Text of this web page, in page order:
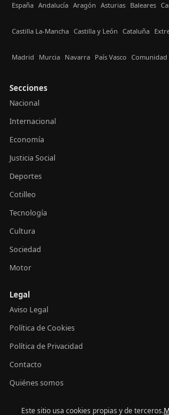
España Andalucía Aragón Asturias Baleares
Castilla La-Mancha Castilla y León Cataluña
Madrid Murcia Navarra País Vasco Comunidad
Secciones
Nacional
Internacional
Economía
Justicia Social
Deportes
Cotilleo
Tecnología
Cultura
Sociedad
Motor
Legal
Aviso Legal
Política de Cookies
Política de Privacidad
Contacto
Quiénes somos
Este sitio usa cookies propias y de terceros.